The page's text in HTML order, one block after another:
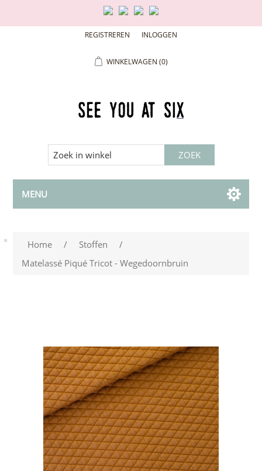
REGISTREREN INLOGGEN
WINKELWAGEN (0)
MENU
Home / Stoffen
/
Matelassé Piqué Tricot - Wegedoornbruin